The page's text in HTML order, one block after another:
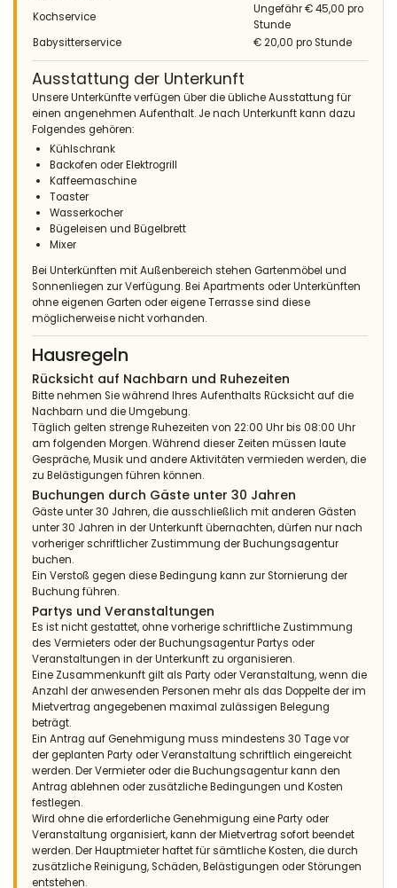
Kochservice
Ungefähr € 45,00 pro
Stunde
Babysitterservice
€ 20,00 pro Stunde
Ausstattung der Unterkunft
Unsere Unterkünfte verfügen über die übliche Ausstattung für
einen angenehmen Aufenthalt. Je nach Unterkunft kann dazu
Folgendes gehören:
Kühlschrank
Backofen oder Elektrogrill
Kaffeemaschine
Toaster
Wasserkocher
Bügeleisen und Bügelbrett
Mixer
Bei Unterkünften mit Außenbereich stehen Gartenmöbel und
Sonnenliegen zur Verfügung. Bei Apartments oder Unterkünften
ohne eigenen Garten oder eigene Terrasse sind diese
möglicherweise nicht vorhanden.
Hausregeln
Rücksicht auf Nachbarn und Ruhezeiten
Bitte nehmen Sie während Ihres Aufenthalts Rücksicht auf die
Nachbarn und die Umgebung.
Täglich gelten strenge Ruhezeiten von 22:00 Uhr bis 08:00 Uhr
am folgenden Morgen. Während dieser Zeiten müssen laute
Gespräche, Musik und andere Aktivitäten vermieden werden, die
zu Belästigungen führen können.
Buchungen durch Gäste unter 30 Jahren
Gäste unter 30 Jahren, die ausschließlich mit anderen Gästen
unter 30 Jahren in der Unterkunft übernachten, dürfen nur nach
vorheriger schriftlicher Zustimmung der Buchungsagentur
buchen.
Ein Verstoß gegen diese Bedingung kann zur Stornierung der
Buchung führen.
Partys und Veranstaltungen
Es ist nicht gestattet, ohne vorherige schriftliche Zustimmung
des Vermieters oder der Buchungsagentur Partys oder
Veranstaltungen in der Unterkunft zu organisieren.
Eine Zusammenkunft gilt als Party oder Veranstaltung, wenn die
Anzahl der anwesenden Personen mehr als das Doppelte der im
Mietvertrag angegebenen maximal zulässigen Belegung
beträgt.
Ein Antrag auf Genehmigung muss mindestens 30 Tage vor
der geplanten Party oder Veranstaltung schriftlich eingereicht
werden. Der Vermieter oder die Buchungsagentur kann den
Antrag ablehnen oder zusätzliche Bedingungen und Kosten
festlegen.
Wird ohne die erforderliche Genehmigung eine Party oder
Veranstaltung organisiert, kann der Mietvertrag sofort beendet
werden. Der Hauptmieter haftet für sämtliche Kosten, die durch
zusätzliche Reinigung, Schäden, Belästigungen oder Störungen
entstehen.